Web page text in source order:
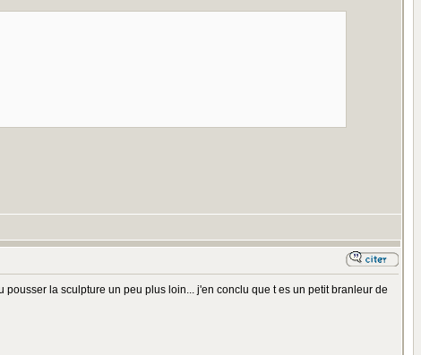
la sculpture un peu plus loin... j'en conclu que t es un petit branleur de